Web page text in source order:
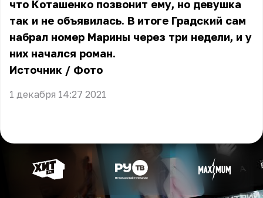
что Коташенко позвонит ему, но девушка
так и не объявилась. В итоге Градский сам
набрал номер Марины через три недели, и у
них начался роман.
Источник / Фото
1 декабря 14:27 2021